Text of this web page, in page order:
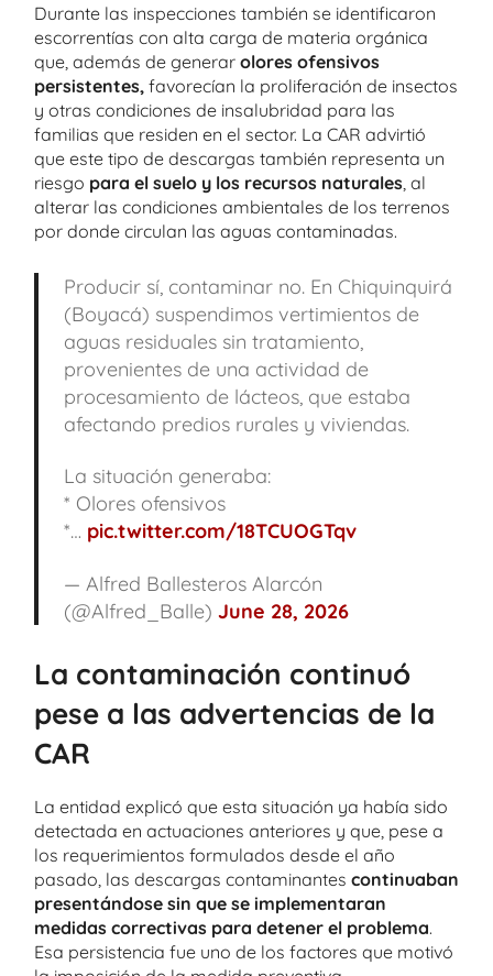
Durante las inspecciones también se identificaron
escorrentías con alta carga de materia orgánica
que, además de generar olores ofensivos
persistentes, favorecían la proliferación de insectos
y otras condiciones de insalubridad para las
familias que residen en el sector. La CAR advirtió
que este tipo de descargas también representa un
riesgo para el suelo y los recursos naturales , al
alterar las condiciones ambientales de los terrenos
por donde circulan las aguas contaminadas.
Producir sí, contaminar no. En Chiquinquirá
(Boyacá) suspendimos vertimientos de
aguas residuales sin tratamiento,
provenientes de una actividad de
procesamiento de lácteos, que estaba
afectando predios rurales y viviendas.
La situación generaba:
* Olores ofensivos
*… pic.twitter.com/18TCUOGTqv
— Alfred Ballesteros Alarcón
(@Alfred_Balle) June 28, 2026
La contaminación continuó
pese a las advertencias de la
CAR
La entidad explicó que esta situación ya había sido
detectada en actuaciones anteriores y que, pese a
los requerimientos formulados desde el año
pasado, las descargas contaminantes continuaban
presentándose sin que se implementaran
medidas correctivas para detener el problema.
Esa persistencia fue uno de los factores que motivó